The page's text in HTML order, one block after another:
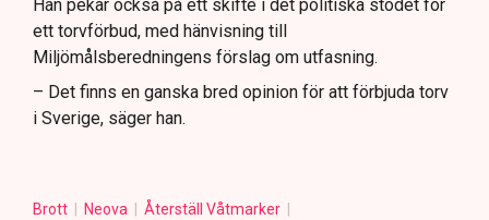
Han pekar också på ett skifte i det politiska stödet för
ett torvförbud, med hänvisning till
Miljömålsberedningens förslag om utfasning.
– Det finns en ganska bred opinion för att förbjuda torv
i Sverige, säger han.
Brott Neova
Återställ Våtmarker